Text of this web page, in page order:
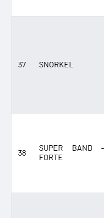
37 SNORKEL
38
SUPER BAND
FORTE